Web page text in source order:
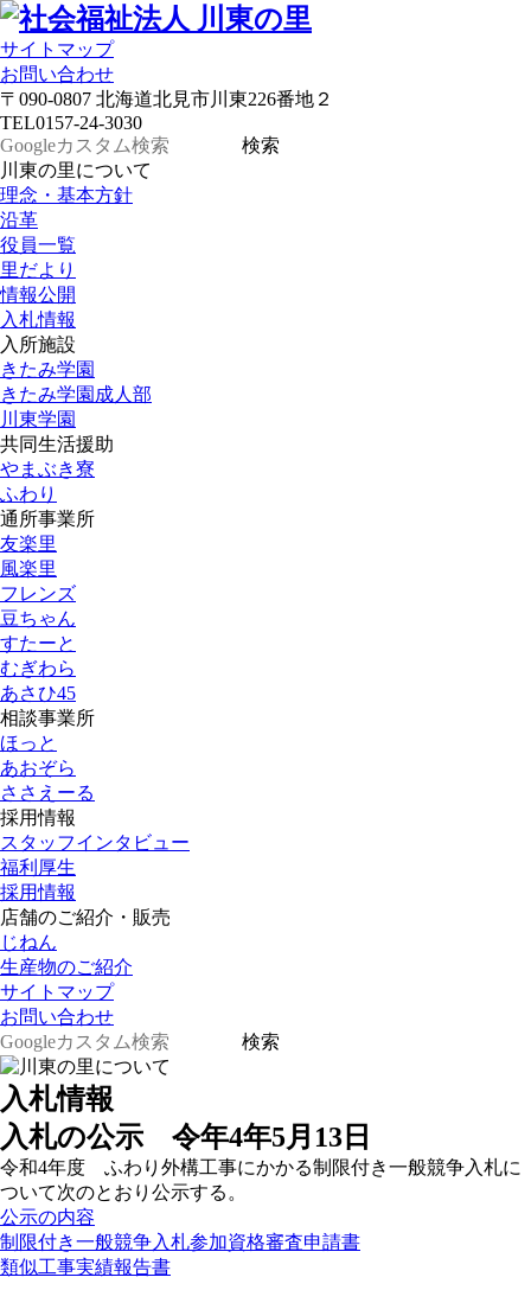
サイトマップ
お問い合わせ
〒090-0807 北海道北見市川東226番地２
TEL0157-24-3030
川東の里について
理念・基本方針
沿革
役員一覧
里だより
情報公開
入札情報
入所施設
きたみ学園
きたみ学園成人部
川東学園
共同生活援助
やまぶき寮
ふわり
通所事業所
友楽里
風楽里
フレンズ
豆ちゃん
すたーと
むぎわら
あさひ45
相談事業所
ほっと
あおぞら
ささえーる
採用情報
スタッフインタビュー
福利厚生
採用情報
店舗のご紹介・販売
じねん
生産物のご紹介
サイトマップ
お問い合わせ
入札情報
入札の公示 令年4年5月13日
令和4年度 ふわり外構工事にかかる制限付き一般競争入札に
ついて次のとおり公示する。
公示の内容
制限付き一般競争入札参加資格審査申請書
類似工事実績報告書